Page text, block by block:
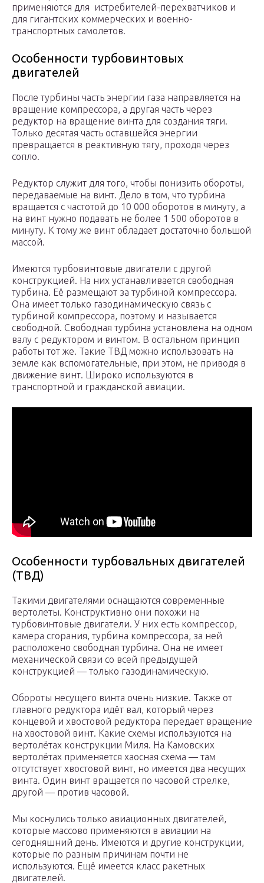
применяются для истребителей-перехватчиков и
для гигантских коммерческих и военно-
транспортных самолетов.
Особенности турбовинтовых
двигателей
После турбины часть энергии газа направляется на
вращение компрессора, а другая часть через
редуктор на вращение винта для создания тяги.
Только десятая часть оставшейся энергии
превращается в реактивную тягу, проходя через
сопло.
Редуктор служит для того, чтобы понизить обороты,
передаваемые на винт. Дело в том, что турбина
вращается с частотой до 10 000 оборотов в минуту, а
на винт нужно подавать не более 1 500 оборотов в
минуту. К тому же винт обладает достаточно большой
массой.
Имеются турбовинтовые двигатели с другой
конструкцией. На них устанавливается свободная
турбина. Её размещают за турбиной компрессора.
Она имеет только газодинамическую связь с
турбиной компрессора, поэтому и называется
свободной. Свободная турбина установлена на одном
валу с редуктором и винтом. В остальном принцип
работы тот же. Такие ТВД можно использовать на
земле как вспомогательные, при этом, не приводя в
движение винт. Широко используются в
транспортной и гражданской авиации.
Особенности турбовальных двигателей
(ТВД)
Такими двигателями оснащаются современные
вертолеты. Конструктивно они похожи на
турбовинтовые двигатели. У них есть компрессор,
камера сгорания, турбина компрессора, за ней
расположено свободная турбина. Она не имеет
механической связи со всей предыдущей
конструкцией — только газодинамическую.
Обороты несущего винта очень низкие. Также от
главного редуктора идёт вал, который через
концевой и хвостовой редуктора передает вращение
на хвостовой винт. Какие схемы используются на
вертолётах конструкции Миля. На Камовских
вертолётах применяется хаосная схема — там
отсутствует хвостовой винт, но имеется два несущих
винта. Один винт вращается по часовой стрелке,
другой — против часовой.
Мы коснулись только авиационных двигателей,
которые массово применяются в авиации на
сегодняшний день. Имеются и другие конструкции,
которые по разным причинам почти не
используются. Ещё имеется класс ракетных
двигателей.